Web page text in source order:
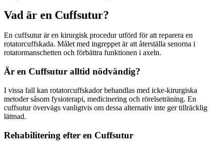
Vad är en Cuffsutur?
En cuffsutur är en kirurgisk procedur utförd för att reparera en
rotatorcuffskada. Målet med ingreppet är att återställa senorna i
rotatormanschetten och förbättra funktionen i axeln.
Är en Cuffsutur alltid nödvändig?
I vissa fall kan rotatorcuffskador behandlas med icke-kirurgiska
metoder såsom fysioterapi, medicinering och rörelseträning. En
cuffsutur övervägs vanligtvis om dessa alternativ inte ger tillräcklig
lättnad.
Rehabilitering efter en Cuffsutur